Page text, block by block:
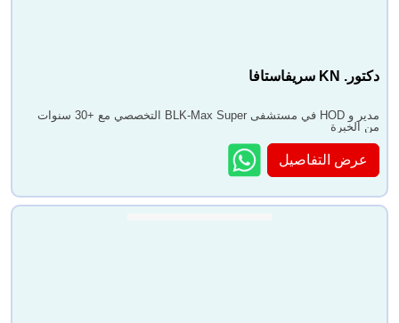
دكتور. KN سريفاستافا
مدير و HOD في مستشفى BLK-Max Super التخصصي مع +30 سنوات
من الخبرة
عرض التفاصيل